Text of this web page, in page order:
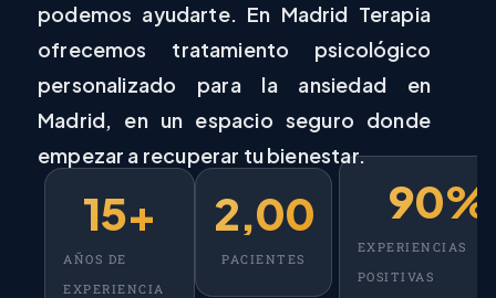
podemos ayudarte. En Madrid Terapia
ofrecemos tratamiento psicológico
personalizado para la ansiedad en
Madrid, en un espacio seguro donde
empezar a recuperar tu bienestar.
AÑOS DE
EXPERIENCIA
15+
PACIENTES
2,000
EXPERIENCIAS
POSITIVAS
90%